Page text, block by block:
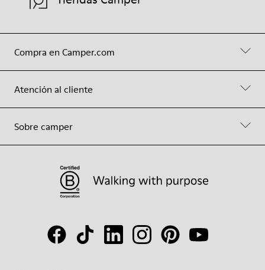
Compra en Camper.com
Atención al cliente
Sobre camper